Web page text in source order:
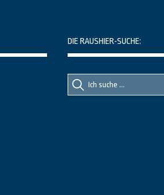
DIE RAUSHIER-SUCHE:
Suche
nach::
Suche
nach: